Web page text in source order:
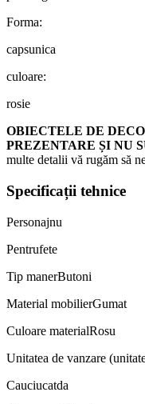
Forma:
capsunica
culoare:
rosie
OBIECTELE DE
PREZENTARE ȘI NU
multe detalii vă rugăm să
Specificații tehnice
Personajnu
Pentrufete
Tip manerButoni
Material mobilierGumat
Culoare materialRosu
Unitatea de vanzare
Cauciucatda